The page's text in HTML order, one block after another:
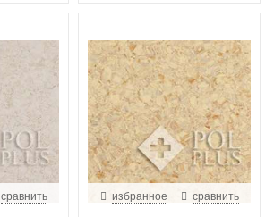
сравнить избранное сравнить